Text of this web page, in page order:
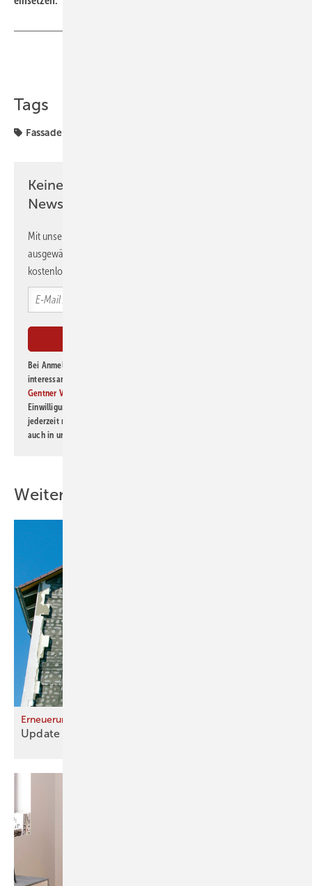
Tags
Fassade
Keine Zeit? Kein Problem mit dem GEB
Newsletter!
Mit unserem Newsletter erhalten Sie regelmäßig von uns
ausgewählte Informationen und Neuigkeiten, gebündelt und
kostenlos direkt ins Postfach.
Bei Anmeldung zu diesem Newsletter bin ich damit einverstanden, über
interessante Verlags- und Online-Angebote
Gentner Verlag GmbH & Co. KG
Einwilligung kann ich jederzeit widerrufen und eine Abmeldung ist
jederzeit möglich. Informationen zum Umgang mit Daten finden Sie
auch in unserer
Weitere Inhalte
Erneuerung von Wärmedämm-Verbundsystemen
Update fürs